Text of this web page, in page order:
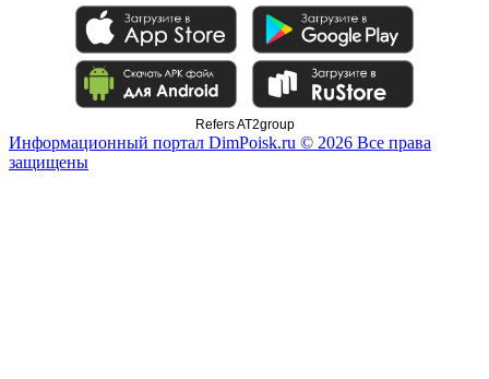
Refers AT2group
Информационный портал DimPoisk.ru © 2026 Все права
защищены